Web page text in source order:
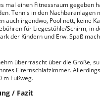
mal einen Fitnessraum gegeben
Tennis in den Nachbaranlagen
auch irgendwo, Pool nett, keine
für Liegestühle/Schirm, in
der Kindern und Erw. Spaß
überrrascht über die Größe,
Elternschlafzimmer.
m Fußweg.
/ Fazit